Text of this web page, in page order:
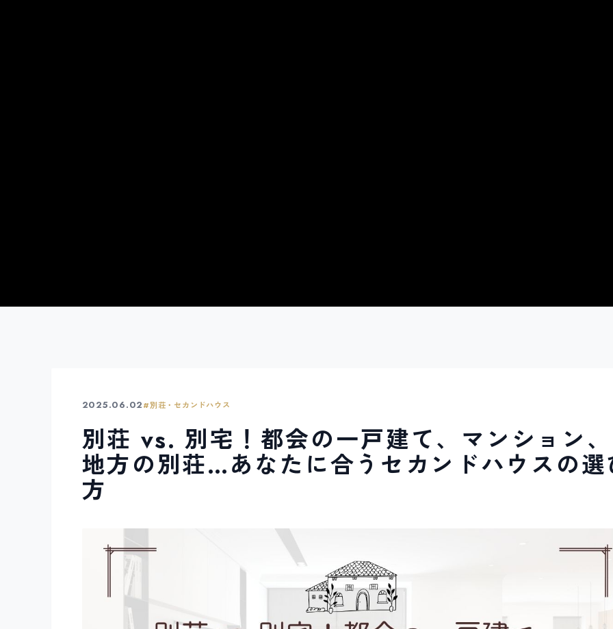
2025.06.02#別荘・セカンドハウス
別荘 vs. 別宅！都会の一戸建て、マンション、
地方の別荘…あなたに合うセカンドハウスの選
方